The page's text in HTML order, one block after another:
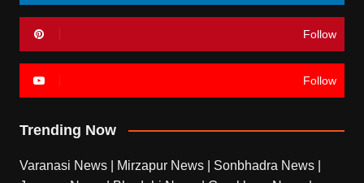
Follow
Follow
Trending Now
Varanasi News Mirzapur News Sonbhadra News